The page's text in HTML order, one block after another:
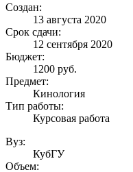
Создан:
13 августа 2020
Срок сдачи:
12 сентября 2020
Бюджет:
1200 руб.
Предмет:
Кинология
Тип работы:
Курсовая работа
Вуз:
КубГУ
Объем: